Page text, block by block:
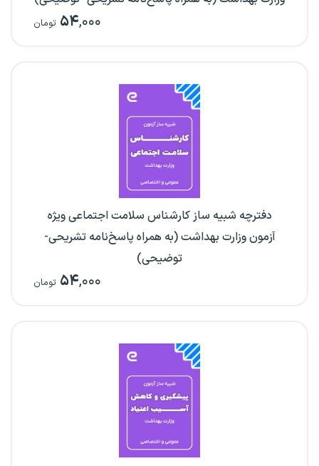
۵۴,۰۰۰ تومان
دفترچه شبیه ساز کارشناس سلامت اجتماعی ویژه
آزمون وزارت بهداشت (به همراه پاسخ‌نامه تشریحی-
توضیحی)
۵۴,۰۰۰ تومان